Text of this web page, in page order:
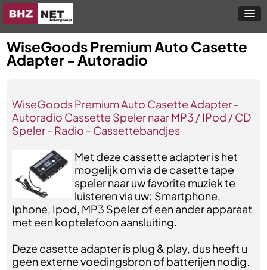
WiseGoods Premium Auto Casette
Adapter - Autoradio
WiseGoods Premium Auto Casette Adapter -
Autoradio Cassette Speler naar MP3 / IPod / CD
Speler - Radio - Cassettebandjes
Met deze cassette adapter is het
mogelijk om via de casette tape
speler naar uw favorite muziek te
luisteren via uw; Smartphone,
Iphone, Ipod, MP3 Speler of een ander apparaat
met een koptelefoon aansluiting.
Deze casette adapter is plug & play, dus heeft u
geen externe voedingsbron of batterijen nodig.